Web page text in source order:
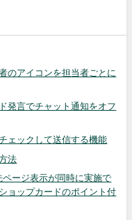
のアイコンを担当者ごとに
発言でチャット通知をオフ
ェックして送信する機能
法
ージ表示が同時に実施で
ョップカードのポイント付